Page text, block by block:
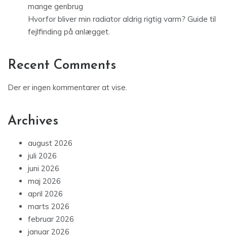
mange genbrug
Hvorfor bliver min radiator aldrig rigtig varm? Guide til
fejlfinding på anlægget.
Recent Comments
Der er ingen kommentarer at vise.
Archives
august 2026
juli 2026
juni 2026
maj 2026
april 2026
marts 2026
februar 2026
januar 2026